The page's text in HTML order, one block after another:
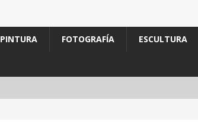
PINTURA FOTOGRAFÍA ESCULTURA